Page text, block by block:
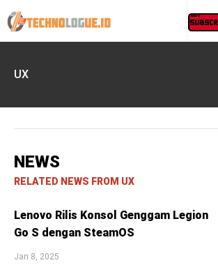
UX
NEWS
RELATED NEWS FROM UX
Lenovo Rilis Konsol Genggam Legion
Go S dengan SteamOS
Jan 8, 2025